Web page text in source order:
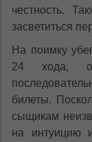
честность.
засветиться
На поимку
24 хода,
билеты.
сыщикам
на интуицию